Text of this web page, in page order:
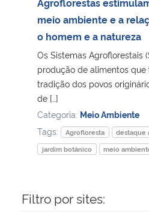
Ministério da Saúde
Ministério de Minas e Energia
Ministério da Ciência, Tecnologia,
Ministério do Turismo
Controladoria-Geral da União
meio ambiente e a
o homem e a natureza
Os Sistemas Agroflorestais
produção de alimentos que
tradição dos povos
de […]
Categoria: Meio Ambiente
Tags:
Agrofloresta destaque
jardim botânico
meio
Filtro por sites: